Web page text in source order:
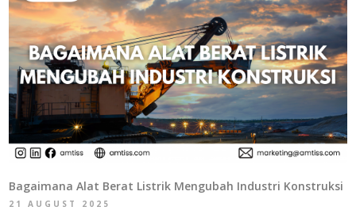
Bagaimana Alat Berat Listrik Mengubah Industri Konstruksi
21 AUGUST 2025